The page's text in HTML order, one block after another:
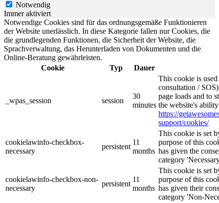
Notwendig
Immer aktiviert
Notwendige Cookies sind für das ordnungsgemäße Funktionieren
der Website unerlässlich. In diese Kategorie fallen nur Cookies, die
die grundlegenden Funktionen, die Sicherheit der Website, die
Sprachverwaltung, das Herunterladen von Dokumenten und die
Online-Beratung gewährleisten.
Cookie
Typ Dauer
_wpas_session session
30
minutes
This cookie is
consultation /
page loads and to
the website's
https://
support/cookies/
cookielawinfo-checkbox-
necessary
persistent
11
months
This cookie is set
purpose of this
has given the
category
cookielawinfo-checkbox-non-
necessary
persistent
11
months
This cookie is set
purpose of this
has given their
category 'Non-